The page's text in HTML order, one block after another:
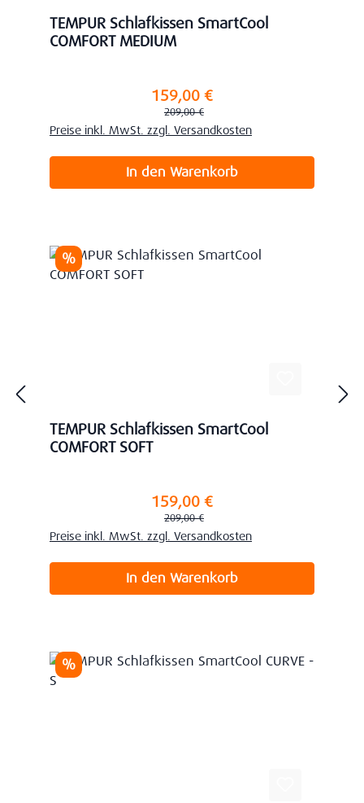
TEMPUR Schlafkissen SmartCool
COMFORT MEDIUM
159,00 €
Regulärer Preis:
209,00 €
Preise inkl. MwSt. zzgl. Versandkosten
In den Warenkorb
Rabatt
%
TEMPUR Schlafkissen SmartCool
COMFORT SOFT
159,00 €
Regulärer Preis:
209,00 €
Preise inkl. MwSt. zzgl. Versandkosten
In den Warenkorb
Rabatt
%